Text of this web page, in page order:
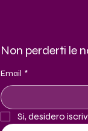
Non perderti le
Email *
Si, desidero